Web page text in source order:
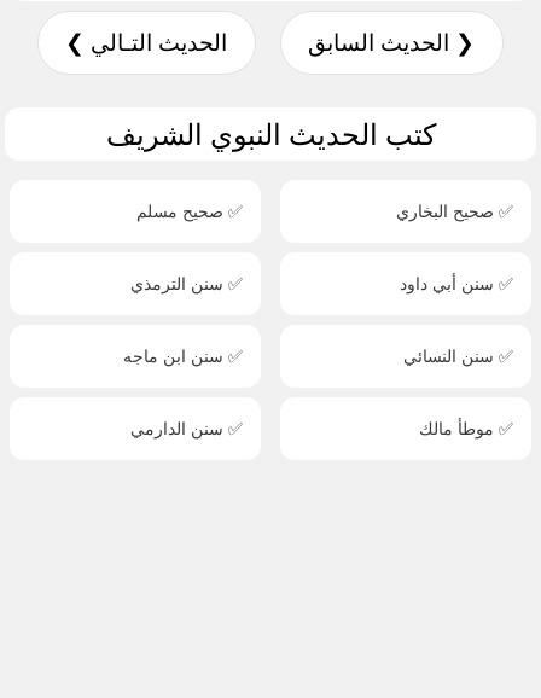
❮ الحديث السابق الحديث التـالي ❯
كتب الحديث النبوي الشريف
✅ صحيح البخاري ✅ صحيح مسلم
✅ سنن أبي داود ✅ سنن الترمذي
✅ سنن النسائي ✅ سنن ابن ماجه
✅ موطأ مالك ✅ سنن الدارمي